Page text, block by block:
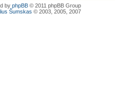
by phpBB© 2011 phpBB Group
Šumskas © 2003, 2005, 2007